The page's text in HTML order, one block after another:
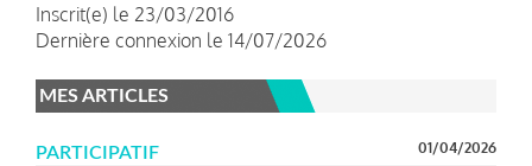
Inscrit(e) le 23/03/2016
Dernière connexion le 14/07/2026
MES ARTICLES
PARTICIPATIF 01/04/2026